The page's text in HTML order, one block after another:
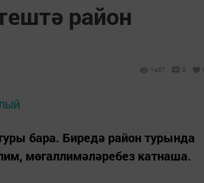
район
1407 0
бара. Биредә район турында
мөгаллимәләребез катнаша.